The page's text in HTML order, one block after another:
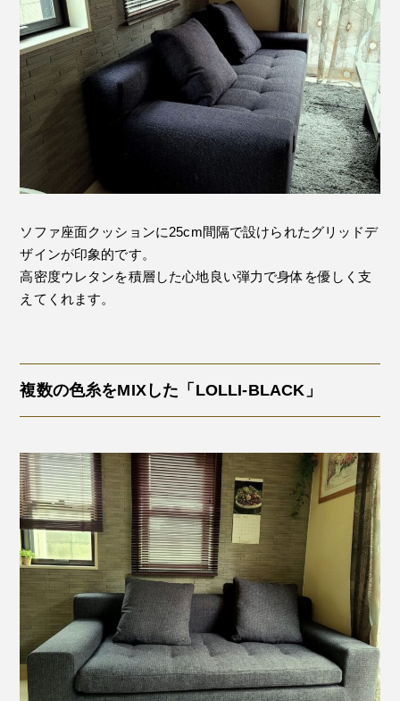
ソファ座面クッションに25cm間隔で設けられたグリッドデ
ザインが印象的です。
高密度ウレタンを積層した心地良い弾力で身体を優しく支
えてくれます。
複数の色糸をMIXした「LOLLI-BLACK」